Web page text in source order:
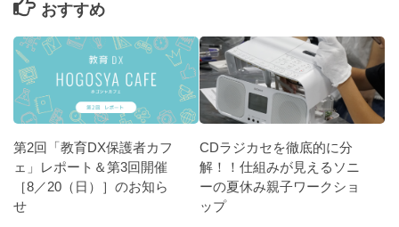
おすすめ
第2回「教育DX保護者カフ
ェ」レポート＆第3回開催
［8／20（日）］のお知ら
せ
CDラジカセを徹底的に分
解！！仕組みが見えるソニ
ーの夏休み親子ワークショ
ップ